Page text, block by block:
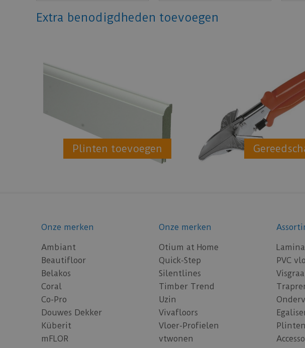
Extra benodigdheden toevoegen
Plinten toevoegen
Onze merken
Ambiant
Beautifloor
Belakos
Coral
Co-Pro
Douwes Dekker
Küberit
mFLOR
Onze merken
Otium at Home
Quick-Step
Silentlines
Timber Trend
Uzin
Vivafloors
Vloer-Profielen
vtwonen
PVC
Plinten